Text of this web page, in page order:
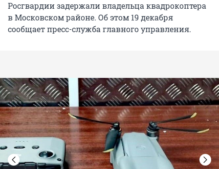
Росгвардии задержали владельца квадрокоптера
в Московском районе. Об этом 19 декабря
сообщает пресс-служба главного управления.